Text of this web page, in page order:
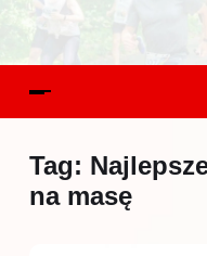
Tag:
na masę